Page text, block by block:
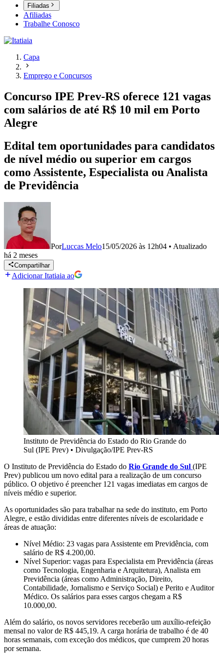
Filiadas
Afiliadas
Trabalhe Conosco
Capa
Emprego e Concursos
Concurso IPE Prev-RS oferece 121 vagas
com salários de até R$ 10 mil em Porto
Alegre
Edital tem oportunidades para candidatos
de nível médio ou superior em cargos
como Assistente, Especialista ou Analista
de Previdência
PorLuccas Melo15/05/2026 às 12h04 • Atualizado
há 2 meses
Compartilhar
Adicionar Itatiaia ao
Instituto de Previdência do Estado do Rio Grande do
Sul (IPE Prev) • Divulgação/IPE Prev-RS
O Instituto de Previdência do Estado do Rio Grande do Sul (IPE
Prev) publicou um novo edital para a realização de um concurso
público. O objetivo é preencher 121 vagas imediatas em cargos de
níveis médio e superior.
As oportunidades são para trabalhar na sede do instituto, em Porto
Alegre, e estão divididas entre diferentes níveis de escolaridade e
áreas de atuação:
Nível Médio: 23 vagas para Assistente em Previdência, com
salário de R$ 4.200,00.
Nível Superior: vagas para Especialista em Previdência (áreas
como Tecnologia, Engenharia e Arquitetura), Analista em
Previdência (áreas como Administração, Direito,
Contabilidade, Jornalismo e Serviço Social) e Perito e Auditor
Médico. Os salários para esses cargos chegam a R$
10.000,00.
Além do salário, os novos servidores receberão um auxílio-refeição
mensal no valor de R$ 445,19. A carga horária de trabalho é de 40
horas semanais, com exceção dos médicos, que cumprem 20 horas
por semana.